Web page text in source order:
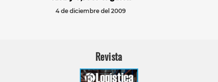
4 de diciembre del 2009
Revista